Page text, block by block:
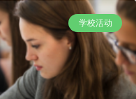
学校活动